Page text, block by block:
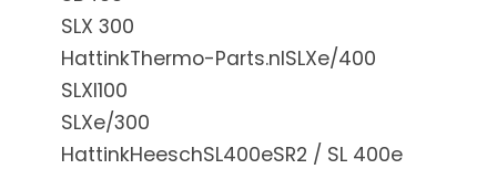
SLX 300
HattinkThermo-Parts.nlSLXe/400
SLXI100
SLXe/300
HattinkHeeschSL400eSR2 / SL 400e